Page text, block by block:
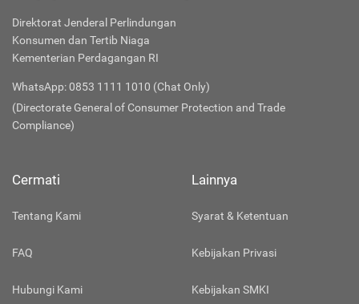
Direktorat Jenderal Perlindungan
Konsumen dan Tertib Niaga
Kementerian Perdagangan RI
WhatsApp: 0853 1111 1010 (Chat Only)
(Directorate General of Consumer Protection and Trade
Compliance)
Cermati
Tentang Kami
FAQ
Hubungi Kami
Lainnya
Syarat & Ketentuan
Kebijakan Privasi
Kebijakan SMKI